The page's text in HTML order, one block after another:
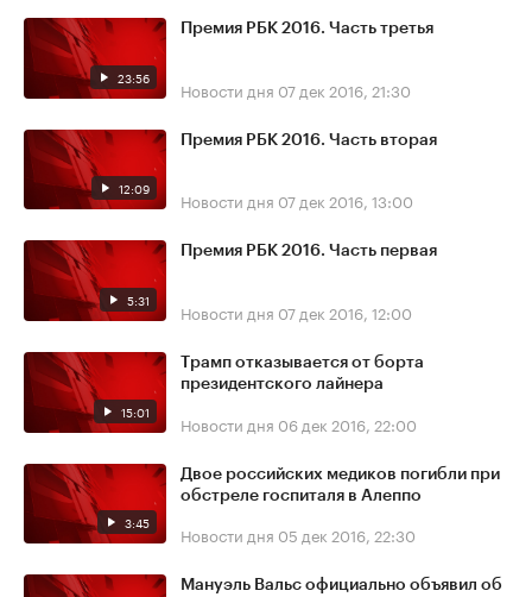
23:56
Премия РБК 2016. Часть третья
Новости дня 07 дек 2016, 21:30
12:09
Премия РБК 2016. Часть вторая
Новости дня 07 дек 2016, 13:00
5:31
Премия РБК 2016. Часть первая
Новости дня 07 дек 2016, 12:00
15:01
Трамп отказывается от борта
президентского лайнера
Новости дня 06 дек 2016, 22:00
3:45
Двое российских медиков погибли при
обстреле госпиталя в Алеппо
Новости дня 05 дек 2016, 22:30
Мануэль Вальс официально объявил об